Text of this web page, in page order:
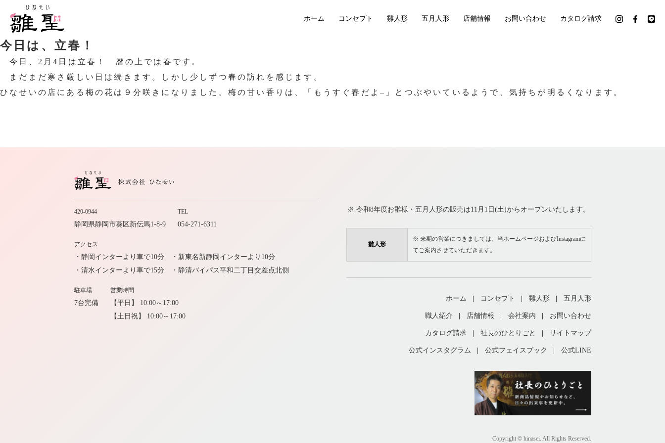
ホーム コンセプト 雛人形 五月人形 店舗情報 お問い合わせ カタログ請求
今日は、立春！
今日、2月4日は立春！ 暦の上では春です。
まだまだ寒さ厳しい日は続きます。しかし少しずつ春の訪れを感じます。
ひなせいの店にある梅の花は９分咲きになりました。梅の甘い香りは、「もうすぐ春だよ–」とつぶやいているようで、気持ちが明るくなります。
420-0944
静岡県静岡市葵区新伝馬1-8-9
TEL
054-271-6311
アクセス
・静岡インターより車で10分
・新東名新静岡インターより10分
・清水インターより車で15分
・静清バイパス平和二丁目交差点北側
駐車場
7台完備
営業時間
【平日】 10:00～17:00
【土日祝】 10:00～17:00
※ 令和8年度お雛様・五月人形の販売は11月1日(土)からオープンいたします。
雛人形
※ 来期の営業につきましては、当ホームページおよびInstagramに
てご案内させていただきます。
ホーム コンセプト 雛人形 五月人形
職人紹介 店舗情報 会社案内 お問い合わせ
カタログ請求 社長のひとりごと サイトマップ
公式インスタグラム 公式フェイスブック 公式LINE
Copyright © hinasei. All Rights Reserved.